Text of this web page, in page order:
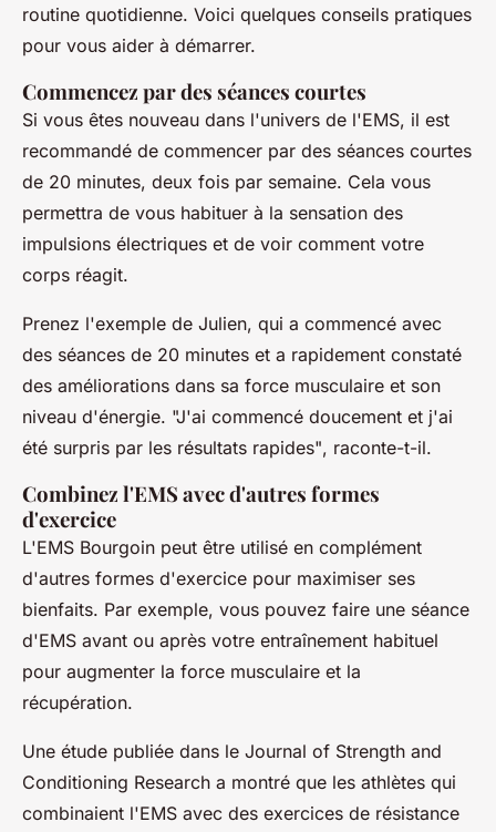
routine quotidienne. Voici quelques conseils pratiques
pour vous aider à démarrer.
Commencez par des séances courtes
Si vous êtes nouveau dans l'univers de l'EMS, il est
recommandé de commencer par des séances courtes
de 20 minutes, deux fois par semaine. Cela vous
permettra de vous habituer à la sensation des
impulsions électriques et de voir comment votre
corps réagit.
Prenez l'exemple de Julien, qui a commencé avec
des séances de 20 minutes et a rapidement constaté
des améliorations dans sa force musculaire et son
niveau d'énergie. "J'ai commencé doucement et j'ai
été surpris par les résultats rapides", raconte-t-il.
Combinez l'EMS avec d'autres formes
d'exercice
L'EMS Bourgoin peut être utilisé en complément
d'autres formes d'exercice pour maximiser ses
bienfaits. Par exemple, vous pouvez faire une séance
d'EMS avant ou après votre entraînement habituel
pour augmenter la force musculaire et la
récupération.
Une étude publiée dans le Journal of Strength and
Conditioning Research a montré que les athlètes qui
combinaient l'EMS avec des exercices de résistance